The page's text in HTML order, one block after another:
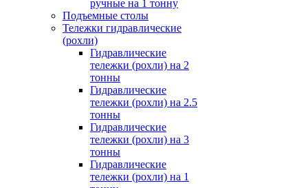
ручные на 1 тонну
Подъемные столы
Тележки гидравлические
(рохли)
Гидравлические
тележки (рохли) на 2
тонны
Гидравлические
тележки (рохли) на 2.5
тонны
Гидравлические
тележки (рохли) на 3
тонны
Гидравлические
тележки (рохли) на 1